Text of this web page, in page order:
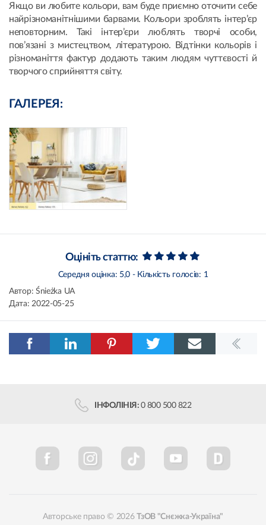
Якщо ви любите кольори, вам буде приємно оточити себе
найрізноманітнішими барвами. Кольори зроблять інтер’єр
неповторним. Такі інтер’єри люблять творчі особи,
пов’язані з мистецтвом, літературою. Відтінки кольорів і
різноманіття фактур додають таким людям чуттєвості й
творчого сприйняття світу.
ГАЛЕРЕЯ:
Оцініть статтю:
Середня оцінка: 5,0 - Кількість голосів: 1
Автор: Śnieżka UA
Дата:2022-05-25
ІНФОЛІНІЯ: 0 800 500 822
Авторське право © 2026ТзОВ "Снєжка-Україна"